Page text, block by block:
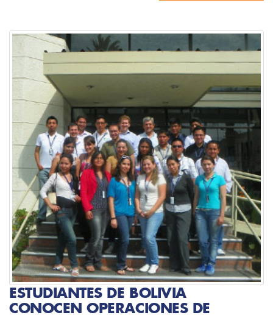
ESTUDIANTES DE BOLIVIA
CONOCEN OPERACIONES DE